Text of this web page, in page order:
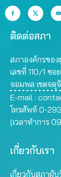
ติดต่อสภา
สภาองค์กรขอ
เลขที่ 110/1 ซ
จอมพล เขตจตุ
E-mail :
โทรศัพท์ 0-
(เวลาทำการ
เกี่ยวกับเรา
เกี่ยวกับสภาผู้บ